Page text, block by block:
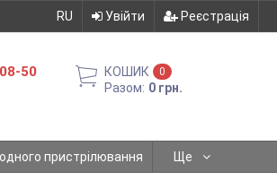
RU Увійти Реєстрація
50 КОШИК 0
Разом: 0 грн.
пристрілювання Ще